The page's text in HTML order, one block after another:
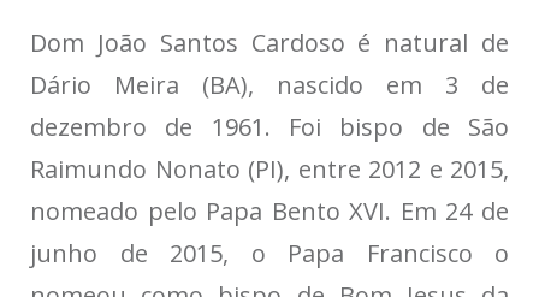
Dom João Santos Cardoso é natural de
Dário Meira (BA), nascido em 3 de
dezembro de 1961. Foi bispo de São
Raimundo Nonato (PI), entre 2012 e 2015,
nomeado pelo Papa Bento XVI. Em 24 de
junho de 2015, o Papa Francisco o